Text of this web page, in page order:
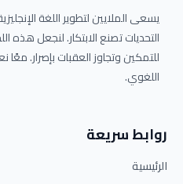
يسعى الملايين لتطوير اللغة
التحديات تصنع الابتكار. لنجعل هذه
للتمكين وتجاوز العقبات بإصرار. معًا
اللغوي.
روابط سريعة
الرئيسية